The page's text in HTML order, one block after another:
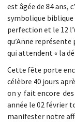
est âgée de 84 ans,
symbolique biblique
perfection et le 12
qu’Anne
qui attendent « la
Cette fête porte
célèbre 40 jours
on y fait encore des
année le 02 février
manifester notre